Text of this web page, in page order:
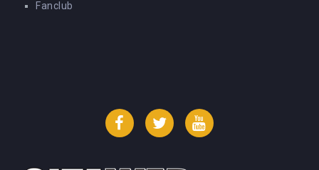
Fanclub
FacebookTwitter YouTube